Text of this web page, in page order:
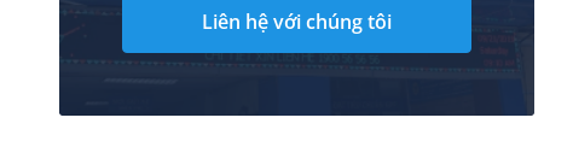
Liên hệ với chúng tôi